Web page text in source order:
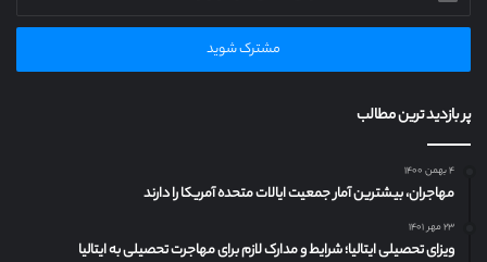
ایمیل
خود
وارد
پر بازدید ترین مطالب
۴ بهمن ۱۴۰۰
مهاجران، بیشترین آمار جمعیت ایالات متحده آمریکا را دارند
۲۳ مهر ۱۴۰۱
ویزای تحصیلی ایتالیا؛ شرایط و مدارک لازم برای مهاجرت تحصیلی به ایتالیا